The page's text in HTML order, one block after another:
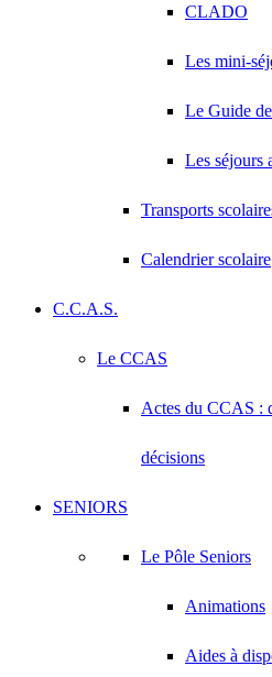
CLADO
Les mini-
Le Guide
Les séjours
Transports
Calendrier scolaire
C.C.A.S.
Le CCAS
Actes du CCAS :
décisions
SENIORS
Le Pôle Seniors
Animations
Aides à